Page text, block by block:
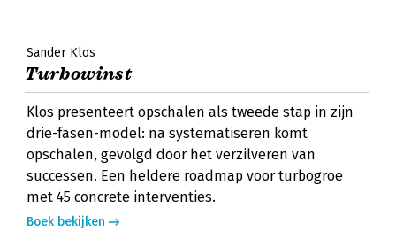
Sander Klos
Turbowinst
Klos presenteert opschalen als tweede stap in zijn
drie-fasen-model: na systematiseren komt
opschalen, gevolgd door het verzilveren van
successen. Een heldere roadmap voor turbogroe
met 45 concrete interventies.
Boek bekijken